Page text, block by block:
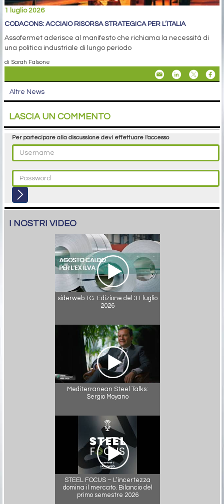
1 luglio 2026
CODACONS: ACCIAIO RISORSA STRATEGICA PER L’ITALIA
Assofermet aderisce al manifesto che richiama la necessità di
una politica industriale di lungo periodo
di Sarah Falsone
Altre News
LASCIA UN COMMENTO
Per partecipare alla discussione devi effettuare l'accesso
I NOSTRI VIDEO
siderweb TG. Edizione del 31 luglio
2026
Mediterranean Steel Talks:
Sergio Moyano
STEEL FOCUS – L’incertezza
domina il mercato. Bilancio del
primo semestre 2026